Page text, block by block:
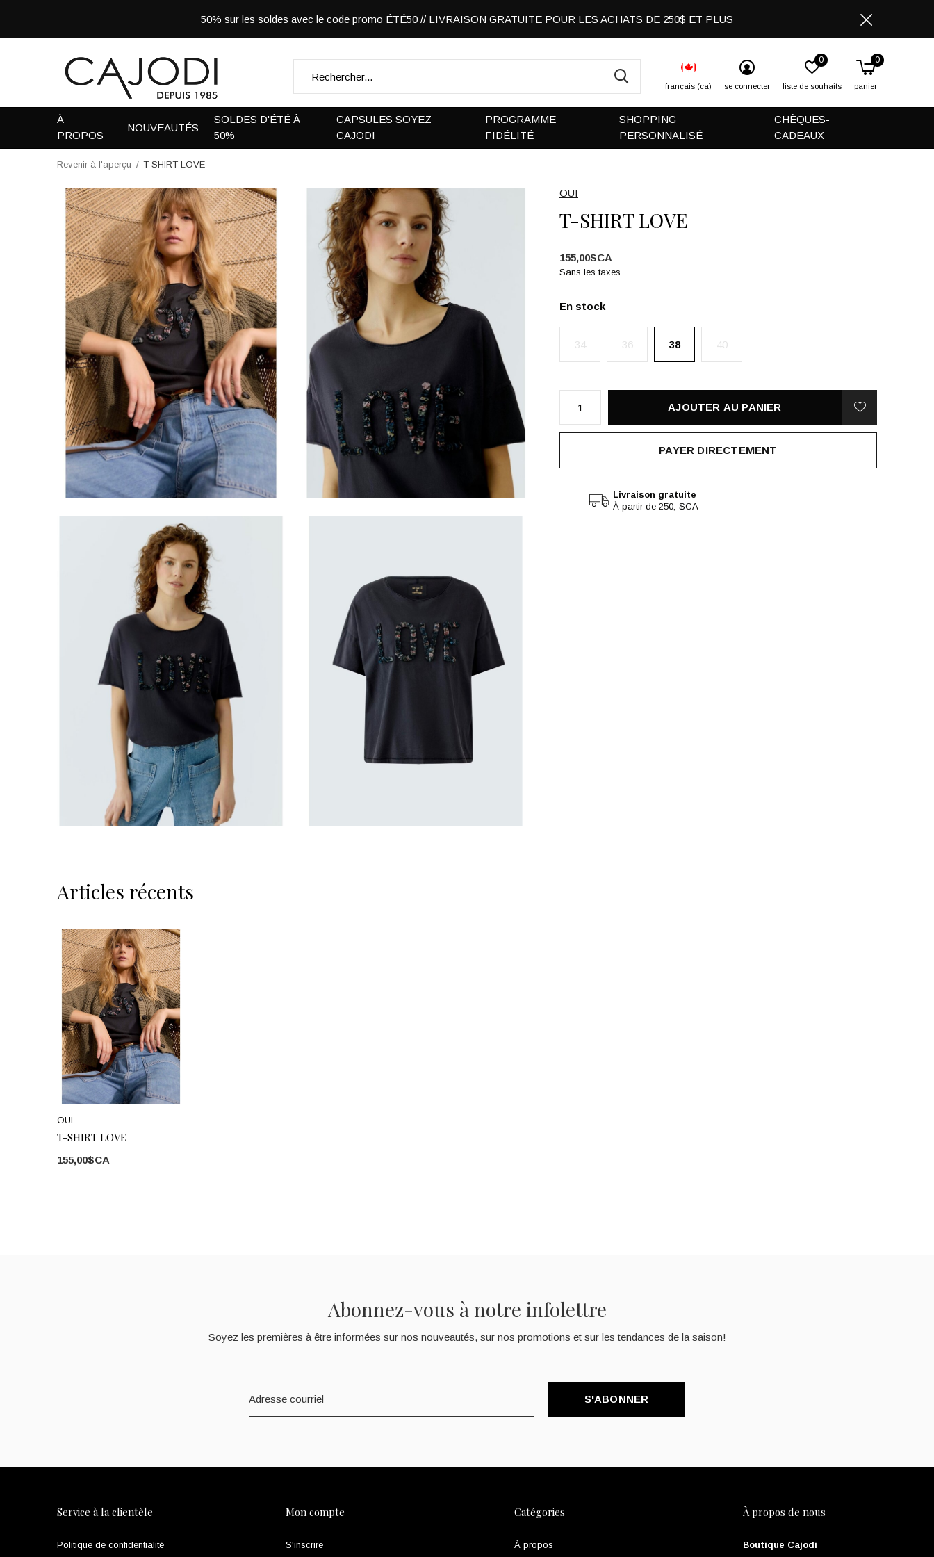
À
PROPOS
NOUVEAUTÉS
SOLDES D'ÉTÉ À
50%
CAPSULES SOYEZ
CAJODI
PROGRAMME
FIDÉLITÉ
SHOPPING
PERSONNALISÉ
CHÈQUES-
CADEAUX
français (ca) se connecter liste de souhaits
0
panier
0
50% sur les soldes avec le code promo ÉTÉ50 // LIVRAISON GRATUITE POUR LES ACHATS DE 250$ ET PLUS
Revenir à l'aperçu T-SHIRT LOVE
OUI
T-SHIRT LOVE
155,00$CA
Sans les taxes
En stock
34 36 38 40
AJOUTER AU PANIER
PAYER DIRECTEMENT
Livraison gratuite
À partir de 250,-$CA
Articles récents
OUI
T-SHIRT LOVE
155,00$CA
Abonnez-vous à notre infolettre
Soyez les premières à être informées sur nos nouveautés, sur nos promotions et sur les tendances de la saison!
S'ABONNER
Service à la clientèle
Politique de confidentialité
Mon compte
S'inscrire
Catégories
À propos
À propos de nous
Boutique Cajodi